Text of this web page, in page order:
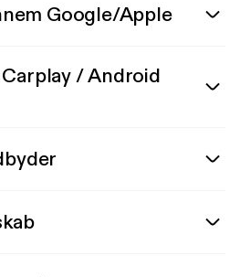
Google/Apple
/ Android